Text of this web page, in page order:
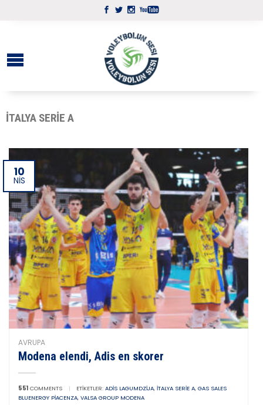
İTALYA SERIE A
10
NIS
AVRUPA
Modena elendi, Adis en skorer
551 COMMENTS | ETIKETLER: ADIS LAGUMDZIJA, İTALYA SERIE A, GAS SALES
BLUENERGY PIACENZA, VALSA GROUP MODENA